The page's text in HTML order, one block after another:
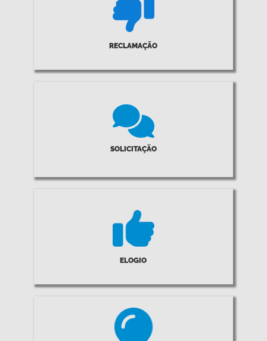
RECLAMAÇÃO
SOLICITAÇÃO
ELOGIO